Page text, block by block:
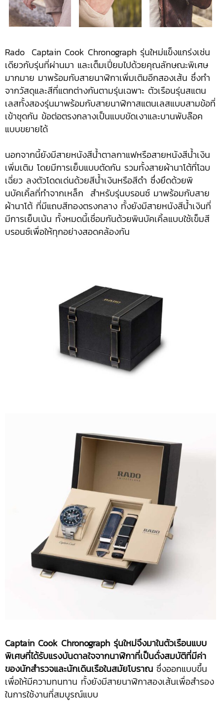
Rado Captain Cook Chronograph รุ่นใหม่แข็งแกร่งเช่น
เดียวกับรุ่นที่ผ่านมา และเต็มเปี่ยมไปด้วยคุณลักษณะพิเศษ
มากมาย มาพร้อมกับสายนาฬิกาเพิ่มเติมอีกสองเส้น ซึ่งทำ
จากวัสดุและสีที่แตกต่างกันตามรุ่นเฉพาะ ตัวเรือนรุ่นสแตน
เลสทั้งสองรุ่นมาพร้อมกับสายนาฬิกาสแตนเลสแบบสามข้อที่
เข้าชุดกัน ข้อต่อตรงกลางเป็นแบบขัดเงาและบานพับล๊อค
แบบขยายได้
นอกจากนี้ยังมีสายหนังสีน้ำตาลกาแฟหรือสายหนังสีน้ำเงิน
เพิ่มเติม โดยมีการเย็บแบบตัดกัน รวมทั้งสายผ้านาโต้ที่โฉบ
เฉี่ยว ลงตัวโดดเด่นด้วยสีน้ำเงินหรือสีดำ ซึ่งยึดด้วยพิ
นบัคเคิ้ลที่ทำจากเหล็ก สำหรับรุ่นบรอนซ์ มาพร้อมกับสาย
ผ้านาโต้ ที่มีแถบสีทองตรงกลาง ทั้งยังมีสายหนังสีน้ำเงินที่
มีการเย็บเน้น ทั้งหมดนี้เชื่อมกันด้วยพินบัคเคิ้ลแบบใช้เข็มสี
บรอนซ์เพื่อให้ทุกอย่างสอดคล้องกัน
Captain Cook Chronograph รุ่นใหม่จึงมาในตัวเรือนแบบ
พิเศษที่ได้รับแรงบันดาลใจจากนาฬิกาที่เป็นดั่งสมบัติที่มีค่า
ของนักสำรวจและนักเดินเรือในสมัยโบราณ ซึ่งออกแบบขึ้น
เพื่อให้มีความทนทาน ทั้งยังมีสายนาฬิกาสองเส้นเพื่อสำรอง
ในการใช้งานที่สมบูรณ์แบบ